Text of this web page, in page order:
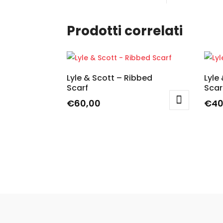
Prodotti correlati
Lyle & Scott – Ribbed
Scarf
€60,00
Lyle
€